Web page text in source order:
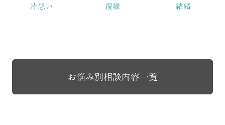
片想い 復縁 結婚
お悩み別相談内容一覧